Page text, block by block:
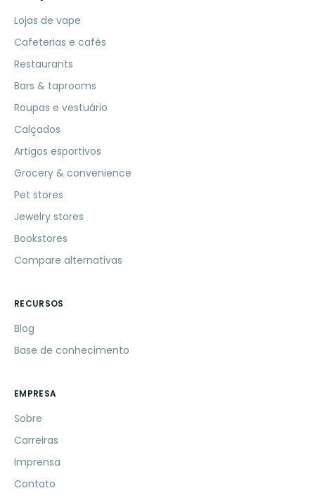
Lojas de vape
Cafeterias e cafés
Restaurants
Bars & taprooms
Roupas e vestuário
Calçados
Artigos esportivos
Grocery & convenience
Pet stores
Jewelry stores
Bookstores
Compare alternativas
RECURSOS
Blog
Base de conhecimento
EMPRESA
Sobre
Carreiras
Imprensa
Contato